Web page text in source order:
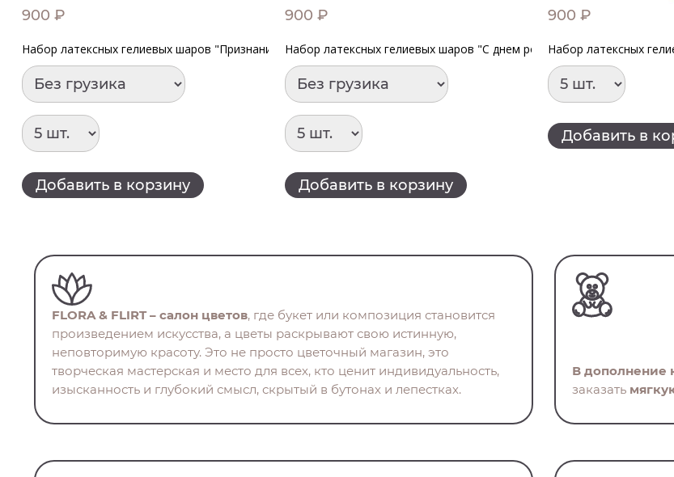
900 ₽
Набор латексных гелиевых шаров "Признания в любви шуточные"
Добавить в корзину
900 ₽
Набор латексных гелиевых шаров "С днем рождения Комплименты
Добавить в корзину
900 ₽
Набор латексных
Добавить в
FLORA & FLIRT – салон цветов, где букет или композиция становится
произведением искусства, а цветы раскрывают свою истинную,
неповторимую красоту. Это не просто цветочный магазин, это
творческая мастерская и место для всех, кто ценит индивидуальность,
изысканность и глубокий смысл, скрытый в бутонах и лепестках.
В дополнение
заказать